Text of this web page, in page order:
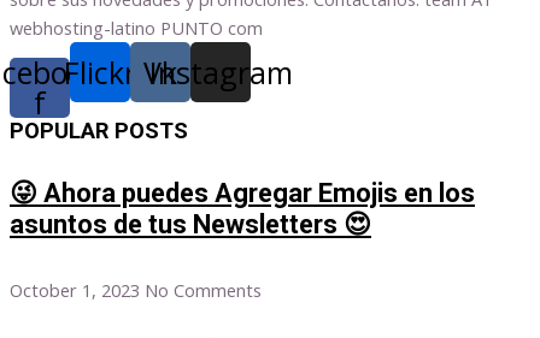
webhosting-latino PUNTO com
f
Flickr Vk
Instagram
POPULAR POSTS
😜 Ahora puedes Agregar Emojis en los
asuntos de tus Newsletters 😍
October 1, 2023 No Comments